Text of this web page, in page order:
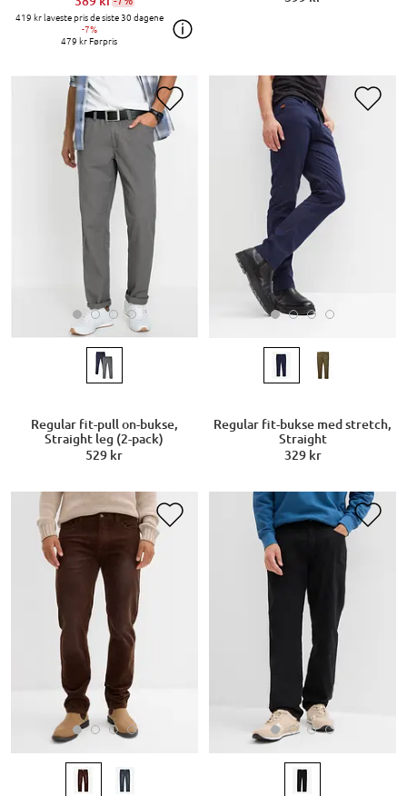
419 krlaveste pris de siste 30 dagene
-7%
479 krFørpris
Regular fit-pull on-bukse,
Straight leg (2-pack)
529 kr
Regular fit-bukse med stretch,
Straight
329 kr